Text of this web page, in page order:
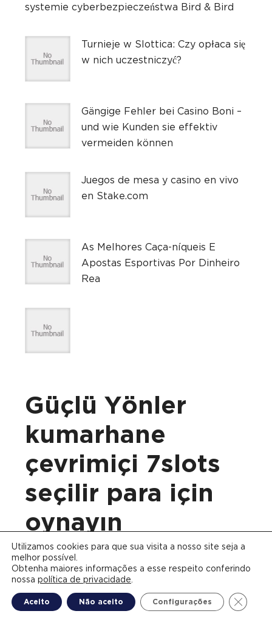
systemie cyberbezpieczeństwa Bird & Bird
Turnieje w Slottica: Czy opłaca się
w nich uczestniczyć?
Gängige Fehler bei Casino Boni –
und wie Kunden sie effektiv
vermeiden können
Juegos de mesa y casino en vivo
en Stake.com
As Melhores Caça-níqueis E
Apostas Esportivas Por Dinheiro
Rea
Güçlü Yönler
kumarhane
çevrimiçi 7slots
seçilir para için
oynayın
Utilizamos cookies para que sua visita a nosso site seja a
melhor possível.
Obtenha maiores informações a esse respeito conferindo
nossa política de privacidade
Aceito Não aceito Configurações Close